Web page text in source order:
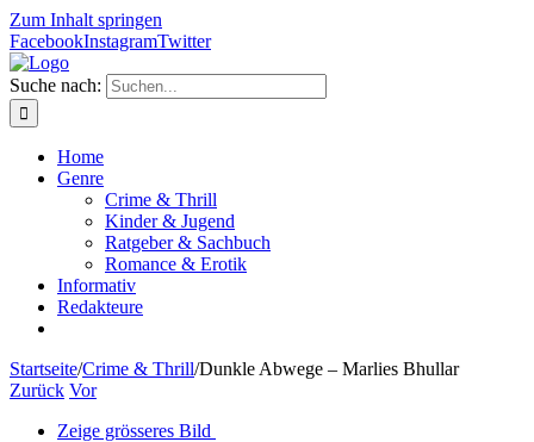
Zum Inhalt springen
FacebookInstagramTwitter
Suche nach:
Home
Genre
Crime & Thrill
Kinder & Jugend
Ratgeber & Sachbuch
Romance & Erotik
Informativ
Redakteure
Startseite/Crime & Thrill/Dunkle Abwege – Marlies Bhullar
Zurück Vor
Zeige grösseres Bild